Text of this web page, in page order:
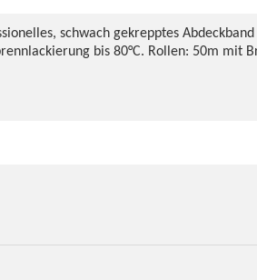
schwach gekrepptes
bis 80°C. Rollen: 50m mit